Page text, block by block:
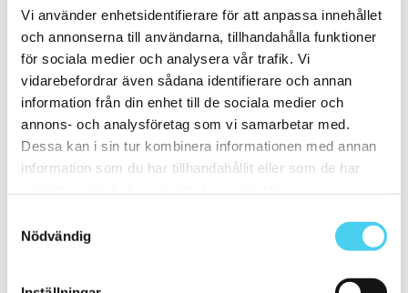
Vi använder enhetsidentifierare för att anpassa innehållet
och annonserna till användarna, tillhandahålla funktioner
för sociala medier och analysera vår trafik. Vi
vidarebefordrar även sådana identifierare och annan
information från din enhet till de sociala medier och
annons- och analysföretag som vi samarbetar med.
Dessa kan i sin tur kombinera informationen med annan
information som du har tillhandahållit eller som de har
Nödvändig
75x7 cm
Små (5 - 20 cm)(15)
ca 10x(3)
ca 10x10 cm(2)
10x10 cm (2)
ca 10x30 cm(1)
10x30 cm(1)
ca 15x(10)
ca 15x15 cm
15x15 cm(10)
ca 20x(2)